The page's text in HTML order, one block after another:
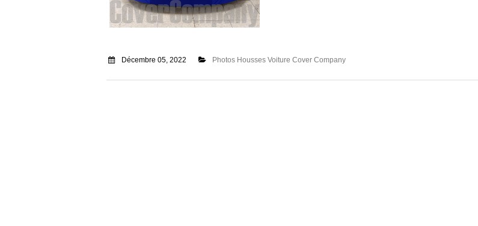
Décembre 05, 2022 Photos Housses Voiture Cover Company